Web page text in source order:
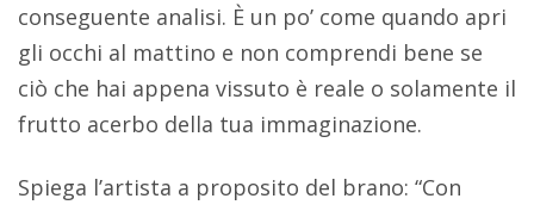
conseguente analisi. È un po’ come quando apri
gli occhi al mattino e non comprendi bene se
ciò che hai appena vissuto è reale o solamente il
frutto acerbo della tua immaginazione.
Spiega l’artista a proposito del brano: “Con